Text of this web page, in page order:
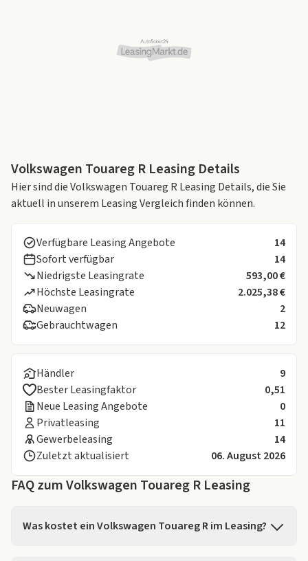
Volkswagen Touareg R Leasing Details
Hier sind die Volkswagen Touareg R Leasing Details, die Sie
aktuell in unserem Leasing Vergleich finden können.
Verfügbare Leasing Angebote
14
Sofort verfügbar
14
Niedrigste Leasingrate
593,00 €
Höchste Leasingrate
2.025,38 €
Neuwagen
2
Gebrauchtwagen
12
Händler
9
Bester Leasingfaktor
0,51
Neue Leasing Angebote
0
Privatleasing
11
Gewerbeleasing
14
Zuletzt aktualisiert
06. August 2026
FAQ zum Volkswagen Touareg R Leasing
Was kostet ein Volkswagen Touareg R im Leasing?